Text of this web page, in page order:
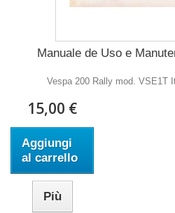
Manuale de Uso e
Vespa 200 Rally mod. VSE1T
15,00 €
Aggiungi
al carrello
Più